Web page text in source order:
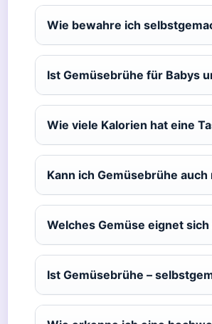
Wie bewahre ich
Ist Gemüsebrühe für Babys
Wie viele Kalorien hat eine
Kann ich Gemüsebrühe
Welches Gemüse eignet
Ist Gemüsebrühe –